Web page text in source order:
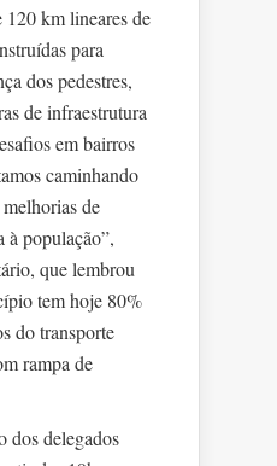
120 km lineares de
para
dos pedestres,
de infraestrutura
em bairros
caminhando
de
à população”,
que lembrou
tem hoje 80%
do transporte
rampa de
dos delegados